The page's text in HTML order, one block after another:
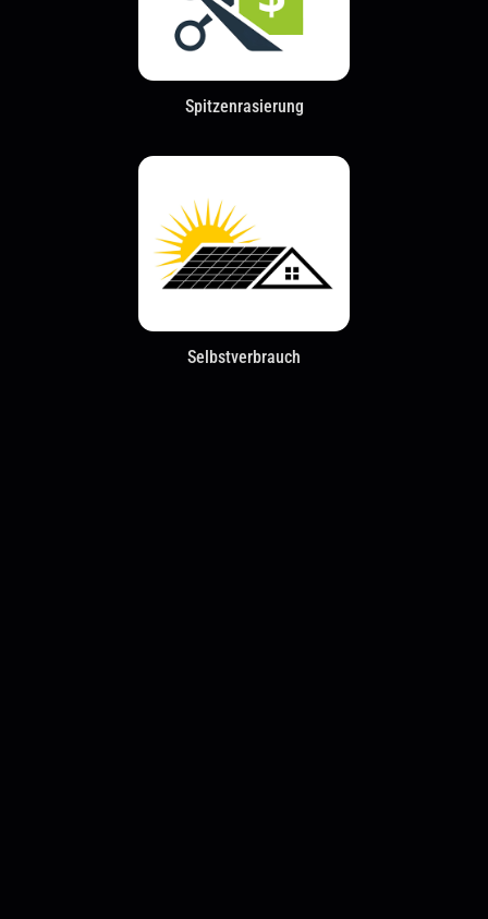
Spitzenrasierung
Selbstverbrauch